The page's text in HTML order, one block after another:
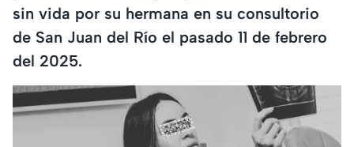
sin vida por su hermana en su consultorio
de San Juan del Río el pasado 11 de febrero
del 2025.